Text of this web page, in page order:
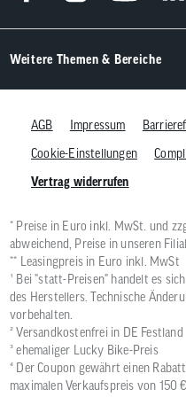
Weitere Themen & Bereiche
AGB Impressum
Cookie-Einstellungen
Vertrag widerrufen
* Preise in Euro inkl. MwSt. und
abweichend, Preise in unseren
** Leasingpreis in Euro inkl. MwSt
¹ Bei "statt-Preisen" handelt es
des Herstellers. Technische
vorbehalten.
² Versandkostenfrei in DE Festland
³ ehemaliger Lucky Bike-Preis
⁴ Der Coupon gewährt einen
maximalen Verkaufspreis von 150